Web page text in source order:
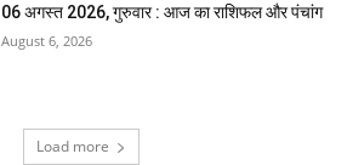
06 अगस्त 2026, गुरुवार : आज का राशिफल और पंचांग
August 6, 2026
Load more